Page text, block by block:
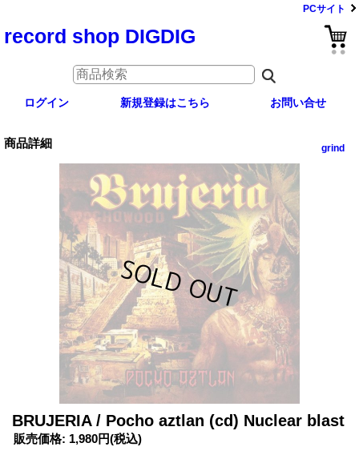
PCサイト
record shop DIGDIG
ログイン 新規登録はこちら お問い合せ
商品詳細 grind
BRUJERIA / Pocho aztlan (cd) Nuclear blast
販売価格: 1,980円(税込)